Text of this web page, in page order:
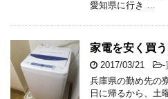
愛知県に行き …
家電を安く買
2017/03/21 -
兵庫県の勤め先の
日に帰るから、土